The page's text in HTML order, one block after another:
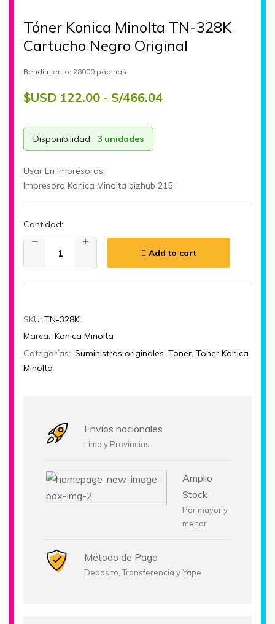
Tóner Konica Minolta TN-328K
Cartucho Negro Original
Rendimiento: 28000 páginas
$USD 122.00 - S/466.04
Disponibilidad: 3 unidades
Usar En Impresoras:
Impresora Konica Minolta bizhub 215
Cantidad:
Add to cart
SKU:TN-328K
Marca: Konica Minolta
Categorías: Suministros originales,Toner,Toner Konica
Minolta
Envíos nacionales
Lima y Provincias
Amplio
Stock
Por mayor y
menor
Método de Pago
Deposito, Transferencia y Yape